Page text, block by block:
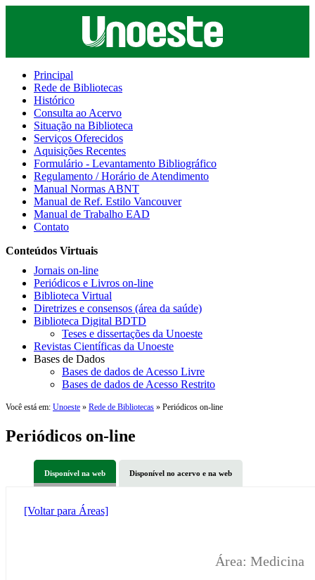
Principal
Rede de Bibliotecas
Histórico
Consulta ao Acervo
Situação na Biblioteca
Serviços Oferecidos
Aquisições Recentes
Formulário - Levantamento Bibliográfico
Regulamento / Horário de Atendimento
Manual Normas ABNT
Manual de Ref. Estilo Vancouver
Manual de Trabalho EAD
Contato
Conteúdos Virtuais
Jornais on-line
Periódicos e Livros on-line
Biblioteca Virtual
Diretrizes e consensos (área da saúde)
Biblioteca Digital BDTD
Teses e dissertações da Unoeste
Revistas Científicas da Unoeste
Bases de Dados
Bases de dados de Acesso Livre
Bases de dados de Acesso Restrito
Você está em: Unoeste » Rede de Bibliotecas » Periódicos on-line
Periódicos on-line
Disponível na web Disponível no acervo e na web
[Voltar para Áreas]
Área: Medicina